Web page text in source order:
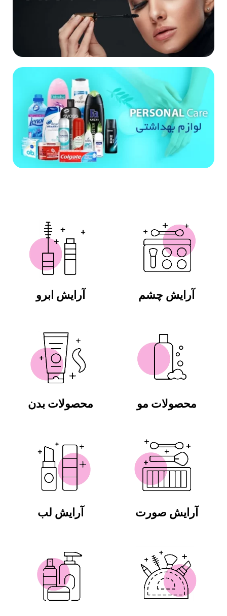
آرایش چشم
محصولات مو
آرایش ابرو
محصولات بدن
آرایش صورت آرایش لب